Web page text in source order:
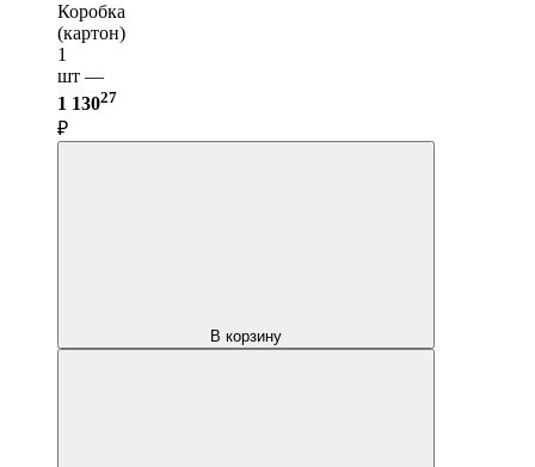
Коробка
(картон)
1
шт —
1 13027
₽
В корзину